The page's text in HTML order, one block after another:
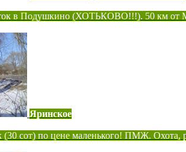
в Подушкино (ХОТЬКОВО!!!). 50 км
Яринское
(30 сот) по цене маленького! ПМЖ. Охота,